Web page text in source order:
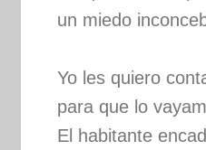
un miedo
Yo les quiero
para que lo
El habitante